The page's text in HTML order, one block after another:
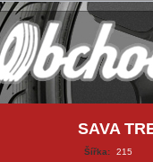
SAVA
Šířka:
215